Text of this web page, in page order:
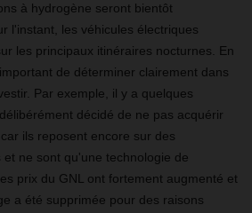
à hydrogène seront bientôt
l'instant, les véhicules électriques
les principaux itinéraires nocturnes. En
de déterminer clairement dans
Par exemple, il y a quelques
décidé de ne pas acquérir
ils reposent encore sur des
et ne sont qu'une technologie de
prix du GNL ont fortement augmenté et
a été supprimée pour des raisons